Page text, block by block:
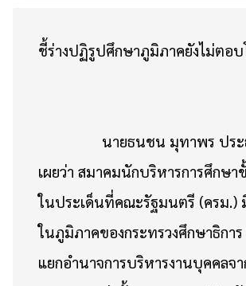
ชี้ร่างปฏิรูปศึกษาภูมิภาคยังไม่ตอ
นายธนชน มุทาพร ประธานช
เผยว่า สมาคมนักบริหารการศึกษ
ในประเด็นที่คณะรัฐมนตรี (ครม.)
ในภูมิภาคของกระทรวงศึกษาธิกา
แยกอำนาจการบริหารงานบุคคลจ